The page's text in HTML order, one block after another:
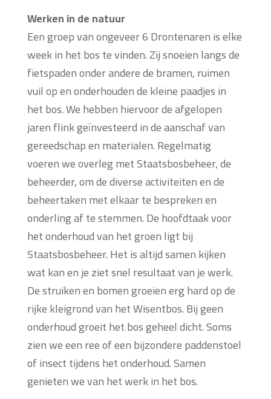
Werken in de natuur
Een groep van ongeveer 6 Drontenaren is elke
week in het bos te vinden. Zij snoeien langs de
fietspaden onder andere de bramen, ruimen
vuil op en onderhouden de kleine paadjes in
het bos. We hebben hiervoor de afgelopen
jaren flink geïnvesteerd in de aanschaf van
gereedschap en materialen. Regelmatig
voeren we overleg met Staatsbosbeheer, de
beheerder, om de diverse activiteiten en de
beheertaken met elkaar te bespreken en
onderling af te stemmen. De hoofdtaak voor
het onderhoud van het groen ligt bij
Staatsbosbeheer. Het is altijd samen kijken
wat kan en je ziet snel resultaat van je werk.
De struiken en bomen groeien erg hard op de
rijke kleigrond van het Wisentbos. Bij geen
onderhoud groeit het bos geheel dicht. Soms
zien we een ree of een bijzondere paddenstoel
of insect tijdens het onderhoud. Samen
genieten we van het werk in het bos.